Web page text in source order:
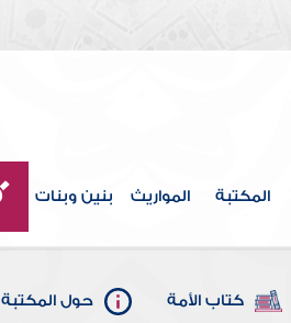
المكتبة المواريث بنين وبنات
كتاب الأمة حول المكتبة